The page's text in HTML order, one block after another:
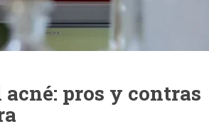
pros y contras